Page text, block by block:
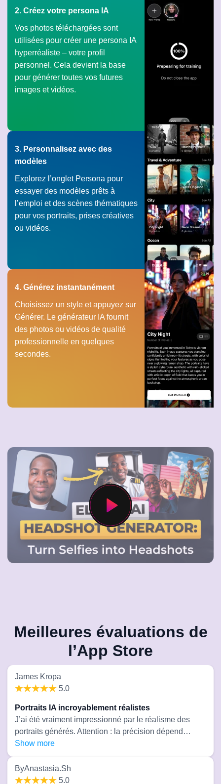
2. Créez votre persona IA
Vos photos téléchargées sont
utilisées pour créer une persona IA
hyperréaliste – votre profil
personnel. Cela devient la base
pour générer toutes vos futures
images et vidéos.
3. Personnalisez avec des
modèles
Explorez l’onglet Persona pour
essayer des modèles prêts à
l’emploi et des scènes thématiques
pour vos portraits, prises créatives
ou vidéos.
4. Générez instantanément
Choisissez un style et appuyez sur
Générer. Le générateur IA fournit
des photos ou vidéos de qualité
professionnelle en quelques
secondes.
Meilleures évaluations de
l’App Store
James Kropa
5.0
Portraits IA incroyablement réalistes
J’ai été vraiment impressionné par le réalisme des
portraits générés. Attention : la précision dépend
fortement des selfies que vous téléchargez. Si vous
incohérentes, le résultat final peut ressembler à une
autre personne. Mais si vous prenez le temps
Show more
ByAnastasia.Sh
5.0